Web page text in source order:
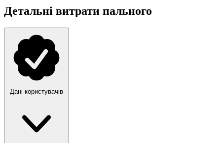
Детальні витрати пального
Дані користувачів